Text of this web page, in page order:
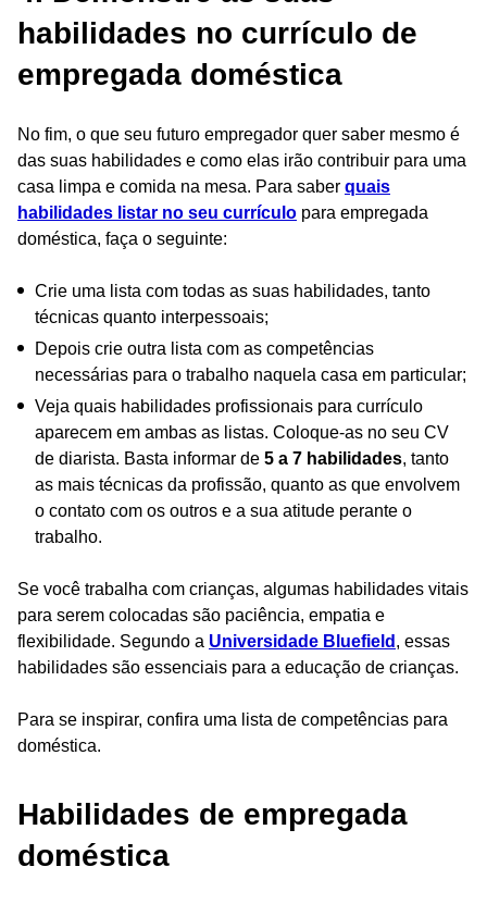
habilidades no currículo de
empregada doméstica
No fim, o que seu futuro empregador quer saber mesmo é
das suas habilidades e como elas irão contribuir para uma
casa limpa e comida na mesa. Para saber quais
habilidades listar no seu currículo para empregada
doméstica, faça o seguinte:
Crie uma lista com todas as suas habilidades, tanto
técnicas quanto interpessoais;
Depois crie outra lista com as competências
necessárias para o trabalho naquela casa em particular;
Veja quais habilidades profissionais para currículo
aparecem em ambas as listas. Coloque-as no seu CV
de diarista. Basta informar de 5 a 7 habilidades, tanto
as mais técnicas da profissão, quanto as que envolvem
o contato com os outros e a sua atitude perante o
trabalho.
Se você trabalha com crianças, algumas habilidades vitais
para serem colocadas são paciência, empatia e
flexibilidade. Segundo a Universidade Bluefield , essas
habilidades são essenciais para a educação de crianças.
Para se inspirar, confira uma lista de competências para
doméstica.
Habilidades de empregada
doméstica